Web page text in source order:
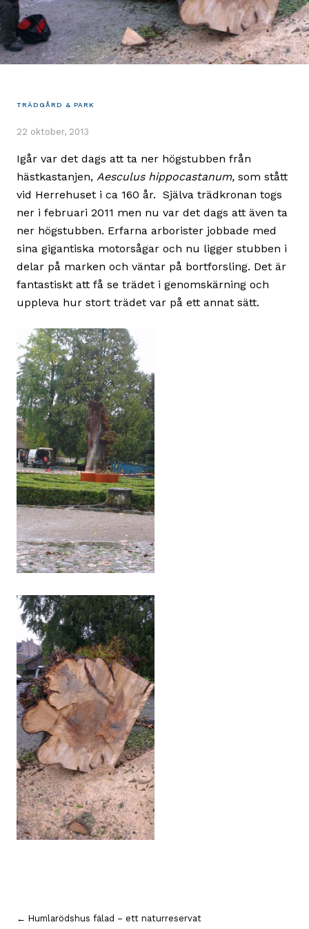
TRÄDGÅRD & PARK
22 oktober, 2013
Igår var det dags att ta ner högstubben från
hästkastanjen, Aesculus hippocastanum, som stått
vid Herrehuset i ca 160 år. Själva trädkronan togs
ner i februari 2011 men nu var det dags att även ta
ner högstubben. Erfarna arborister jobbade med
sina gigantiska motorsågar och nu ligger stubben i
delar på marken och väntar på bortforsling. Det är
fantastiskt att få se trädet i genomskärning och
uppleva hur stort trädet var på ett annat sätt.
Inläggsnavigering
← Humlarödshus fälad – ett naturreservat